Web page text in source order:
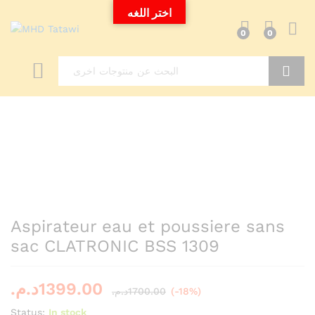
0 0
Aspirateur eau et poussiere sans
sac CLATRONIC BSS 1309
1399.00د.م. 1700.00د.م.
(-18%)
Status: In stock
اختر اللغه